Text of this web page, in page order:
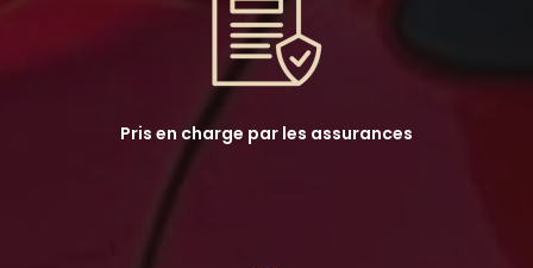
Pris en charge par les assurances